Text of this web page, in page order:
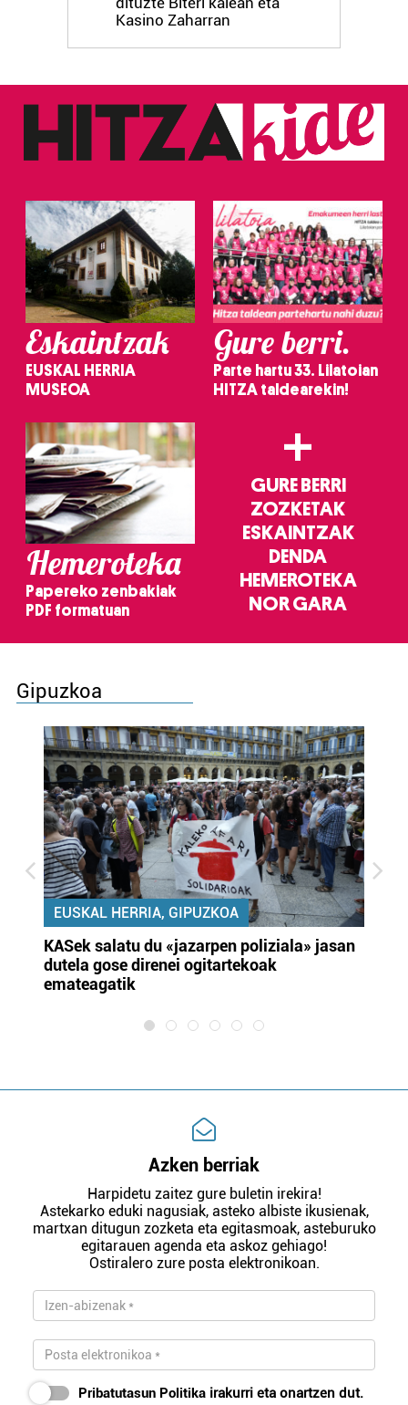
Kasino Zaharran
Eskaintzak
EUSKAL HERRIA
MUSEOA
Gure berri.
Parte hartu 33. Lilatoian
HITZA taldearekin!
Hemeroteka
Papereko zenbakiak
PDF formatuan
+
GURE BERRI
ZOZKETAK
ESKAINTZAK
DENDA
HEMEROTEKA
NOR GARA
Gipuzkoa
EUSKAL HERRIA, GIPUZKOA
KASek salatu du «jazarpen poliziala» jasan
dutela gose direnei ogitartekoak
emateagatik
Azken berriak
Harpidetu zaitez gure buletin irekira!
Astekarko eduki nagusiak, asteko albiste ikusienak,
martxan ditugun zozketa eta egitasmoak, asteburuko
egitarauen agenda eta askoz gehiago!
Ostiralero zure posta elektronikoan.
Pribatutasun Politika irakurri eta onartzen dut.